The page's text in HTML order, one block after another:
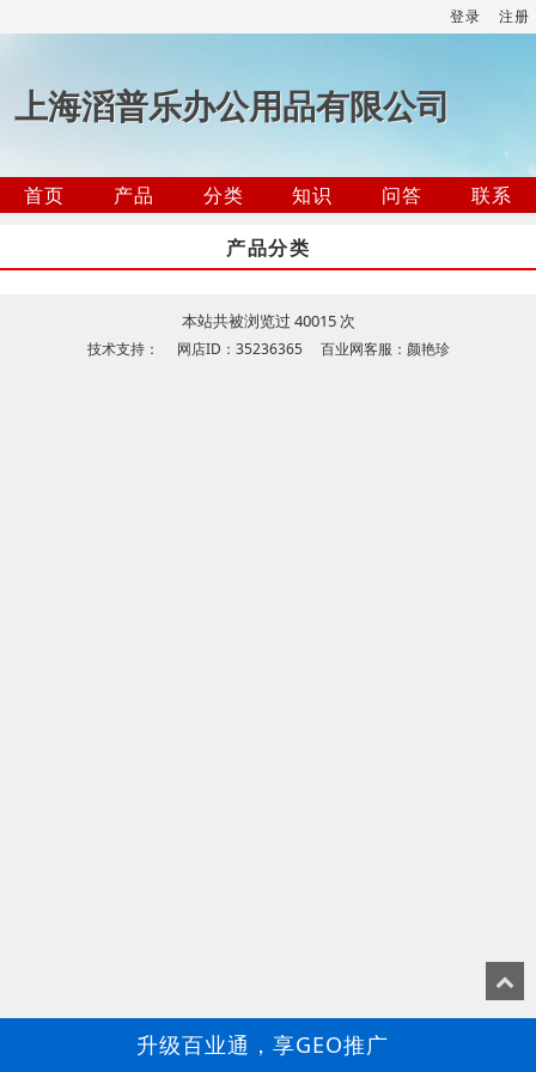
登录 注册
上海滔普乐办公用品有限公司
首页 产品 分类 知识 问答
联系
产品分类
本站共被浏览过 40015 次
技术支持： 网店ID：35236365 百业网客服：颜艳珍
升级百业通，享GEO推广